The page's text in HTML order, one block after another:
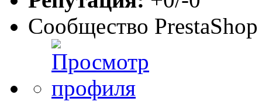
Сообщество PrestaShop